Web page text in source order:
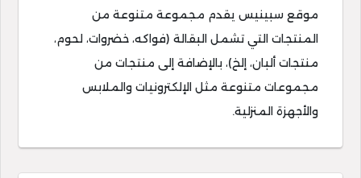
موقع سبينيس يقدم مجموعة متنوعة من
المنتجات التي تشمل البقالة (فواكه، خضروات، لحوم،
منتجات ألبان، إلخ)، بالإضافة إلى منتجات من
مجموعات متنوعة مثل الإلكترونيات والملابس
والأجهزة المنزلية.